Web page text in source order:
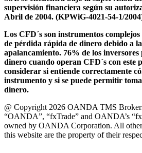
supervisión financiera según su
Abril de 2004. (KPWiG-4021-54-1/
Los CFD´s son instrumentos
de pérdida rápida de dinero debido a
apalancamiento. 76% de los
dinero cuando operan CFD´s con este
considerar si entiende correctamente
instrumento y si se puede permitir
dinero.
@ Copyright 2026 OANDA TMS
“OANDA”, “fxTrade” and OANDA’s
owned by OANDA Corporation. All other
this website are the property of their